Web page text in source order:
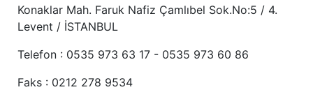
Konaklar Mah. Faruk Nafiz Çamlıbel Sok.No:5 / 4.
Levent / İSTANBUL
Telefon : 0535 973 63 17 - 0535 973 60 86
Faks : 0212 278 9534